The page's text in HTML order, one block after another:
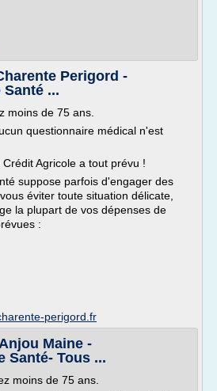
Perigord -
...
moins de 75 ans.
questionnaire médical n'est
Agricole a tout prévu !
suppose parfois d'engager des
éviter toute situation délicate,
la plupart de vos dépenses de
:
perigord.fr
Maine -
Santé- Tous ...
moins de 75 ans.